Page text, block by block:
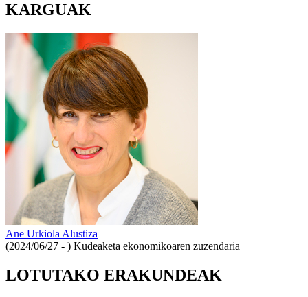
KARGUAK
Ane Urkiola Alustiza
(2024/06/27 - ) Kudeaketa ekonomikoaren zuzendaria
LOTUTAKO ERAKUNDEAK